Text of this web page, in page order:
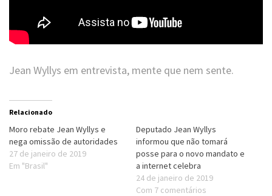
Jean Wyllys em entrevista, mente que nem sente.
Relacionado
Moro rebate Jean Wyllys e
nega omissão de autoridades
27 de janeiro de 2019
Em "Brasil"
Deputado Jean Wyllys
informou que não tomará
posse para o novo mandato e
a internet celebra
24 de janeiro de 2019
Com 7 comentários